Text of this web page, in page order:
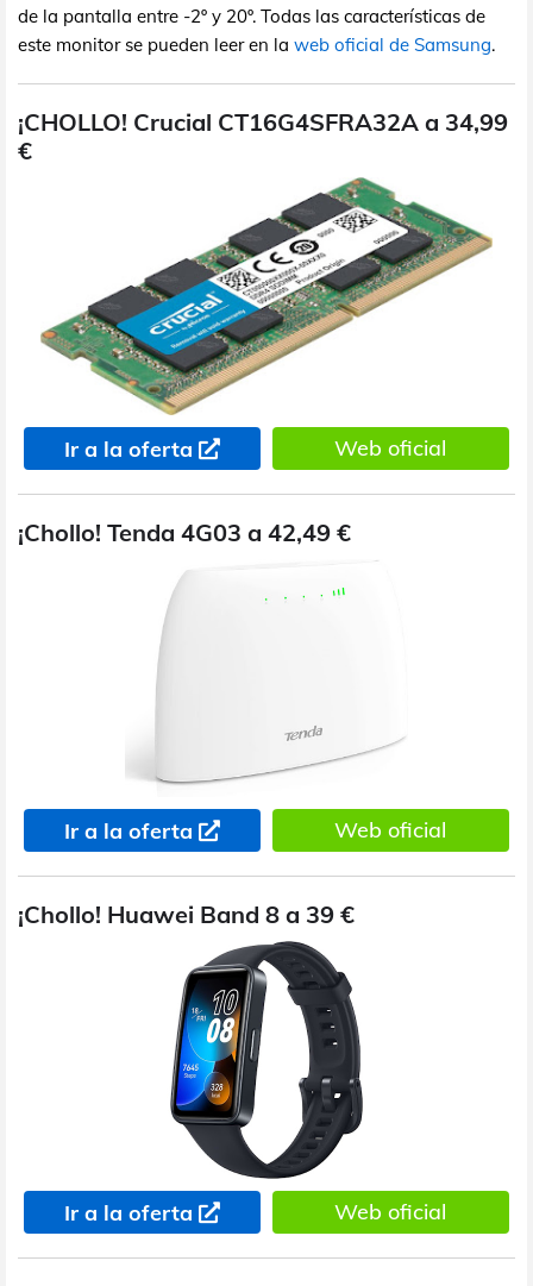
de la pantalla entre -2º y 20º. Todas las características de
este monitor se pueden leer en la web oficial de Samsung.
¡CHOLLO! Crucial CT16G4SFRA32A a 34,99
€
Ir a la oferta Web oficial
¡Chollo! Tenda 4G03 a 42,49 €
Ir a la oferta Web oficial
¡Chollo! Huawei Band 8 a 39 €
Ir a la oferta Web oficial